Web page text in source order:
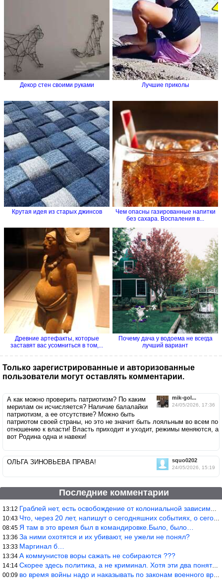
Декор стен своими руками Лучшие приколы
Крутая идея из старых джинсов
Чем опасны газированные напитки
без сахара. Воспаления в...
Древние артефакты, которые
заставят вас усомниться в том,...
Почему дача у водоема не всегда
лучший вариант
Только зарегистрированные и авторизованные
пользователи могут оставлять комментарии.
mik-gol...
24/05/2026, 17:36
А как можно проверить патриотизм? По каким
мерилам он исчисляется? Наличие балалайки
патриотизм, а ее отсутствие? Можно быть
патриотом своей страны, но это не значит быть лояльным во всем по
отношению к власти! Власть приходит и уходит, режимы меняются, а
вот Родина одна и навеки!
squo0202
24/05/2026, 15:19
ОЛЬГА ЗИНОВЬЕВА ПРАВА!
Последние комментарии
13:12 Граблей нет, есть освобождение от колониальной зависимости, это
10:43 Что, через 20 лет, напишут о сегодняшних событиях, о сегодняшней
08:45 Я там в это время был в командировке.Было, было…
13:36 За ними охотятся и их убивают, не ужели не понял?
13:33 Маргинал б…
13:34 А коммунистов воры сажать не собираются ???
14:14 Скорее здесь политика, а не криминал. Хотя эти два понятия начин
00:09 во время войны надо и наказывать по законам военного времени, а